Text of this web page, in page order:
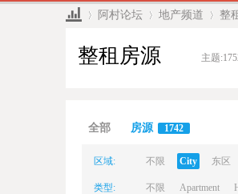
阿村论坛 地产频道 整
整租房源 主题:
全部 房源 1742
区域: 不限 City 东区
类型: 不限 Apartment